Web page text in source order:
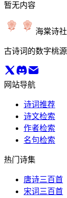
暂无内容
海棠诗社
古诗词的数字桃源
网站导航
诗词推荐
诗文检索
作者检索
名句检索
热门诗集
唐诗三百首
宋词三百首